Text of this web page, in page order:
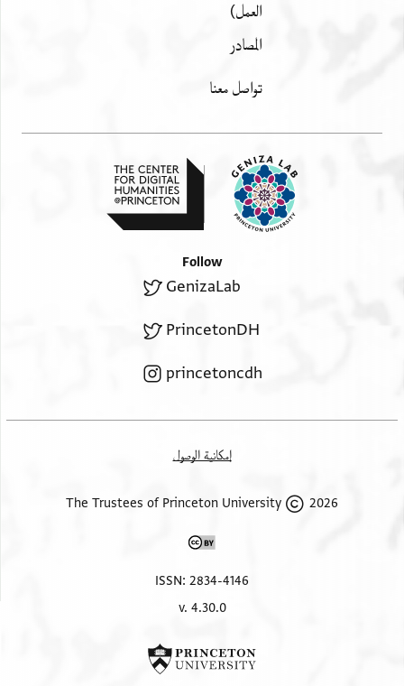
العمل)
المصادر
تواصل معنا
Follow
GenizaLab
PrincetonDH
princetoncdh
إمكانية الوصول
2026 The Trustees of Princeton University
ISSN: 2834-4146
v. 4.30.0